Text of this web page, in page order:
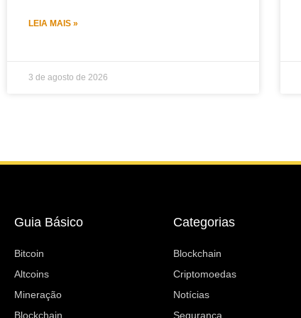
LEIA MAIS »
3 de agosto de 2026
Guia Básico
Bitcoin
Altcoins
Mineração
Blockchain
Categorias
Blockchain
Criptomoedas
Notícias
Segurança